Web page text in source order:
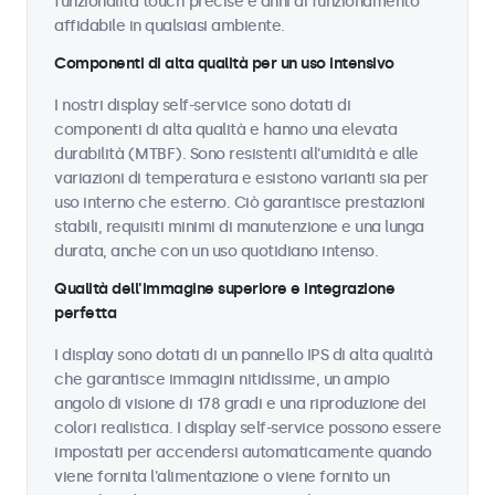
affidabile in qualsiasi ambiente.
Componenti di alta qualità per un uso intensivo
I nostri display self-service sono dotati di
componenti di alta qualità e hanno una elevata
durabilità (MTBF). Sono resistenti all'umidità e alle
variazioni di temperatura e esistono varianti sia per
uso interno che esterno. Ciò garantisce prestazioni
stabili, requisiti minimi di manutenzione e una lunga
durata, anche con un uso quotidiano intenso.
Qualità dell'immagine superiore e integrazione
perfetta
I display sono dotati di un pannello IPS di alta qualità
che garantisce immagini nitidissime, un ampio
angolo di visione di 178 gradi e una riproduzione dei
colori realistica. I display self-service possono essere
impostati per accendersi automaticamente quando
viene fornita l'alimentazione o viene fornito un